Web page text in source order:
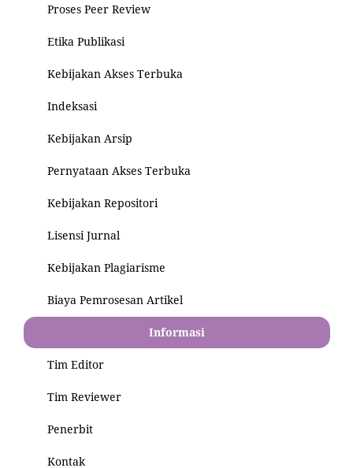
Proses Peer Review
Etika Publikasi
Kebijakan Akses Terbuka
Indeksasi
Kebijakan Arsip
Pernyataan Akses Terbuka
Kebijakan Repositori
Lisensi Jurnal
Kebijakan Plagiarisme
Biaya Pemrosesan Artikel
Informasi
Tim Editor
Tim Reviewer
Penerbit
Kontak